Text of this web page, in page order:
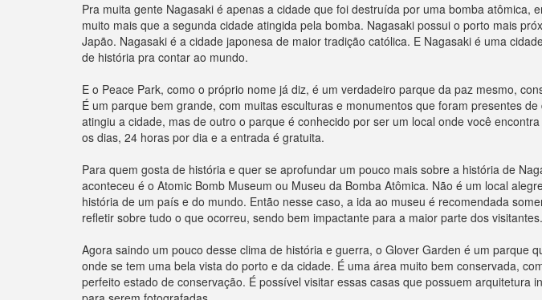
Pra muita gente Nagasaki é apenas a cidade que foi destruída por uma bomba
muito mais que a segunda cidade atingida pela bomba. Nagasaki possui o porto mais
Japão. Nagasaki é a cidade japonesa de maior tradição católica. E Nagasaki é uma
de história pra contar ao mundo.
E o Peace Park, como o próprio nome já diz, é um verdadeiro parque da paz mesmo,
É um parque bem grande, com muitas esculturas e monumentos que foram presentes
atingiu a cidade, mas de outro o parque é conhecido por ser um local onde você
os dias, 24 horas por dia e a entrada é gratuita.
Para quem gosta de história e quer se aprofundar um pouco mais sobre a história de
aconteceu é o Atomic Bomb Museum ou Museu da Bomba Atômica. Não é um local
história de um país e do mundo. Então nesse caso, a ida ao museu é recomendada
refletir sobre tudo o que ocorreu, sendo bem impactante para a maior parte dos visitantes.
Agora saindo um pouco desse clima de história e guerra, o Glover Garden é um
onde se tem uma bela vista do porto e da cidade. É uma área muito bem conservada,
perfeito estado de conservação. É possível visitar essas casas que possuem